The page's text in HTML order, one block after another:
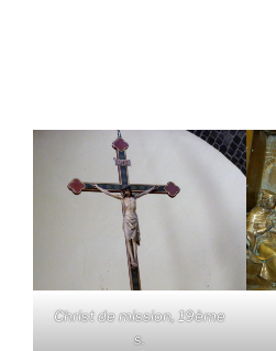
Christ de mission, 19ème
s.